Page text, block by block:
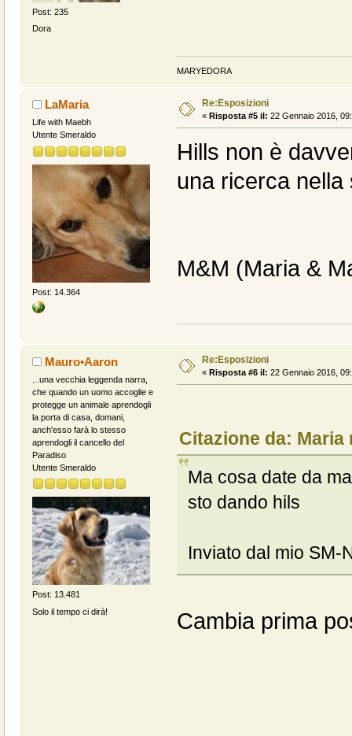
Post: 235
Dora
MARYEDORA
LaMaria
Life with Maebh
Utente Smeraldo
Post: 14.364
Re:Esposizioni
« Risposta #5 il: 22 Gennaio 2016,
Hills non è
una ricerca
M&M (Maria &
Mauro•Aaron
...una vecchia leggenda narra,
che quando un uomo accoglie e
protegge un animale aprendogli
la porta di casa, domani,
anch'esso farà lo stesso
aprendogli il cancello del
Paradiso
Utente Smeraldo
Post: 13.481
Solo il tempo ci dirà!
Re:Esposizioni
« Risposta #6 il: 22 Gennaio 2016,
Citazione da: Maria
Ma cosa date da
sto dando hils
Inviato dal mio SM-
Cambia prima